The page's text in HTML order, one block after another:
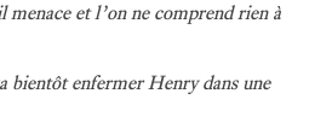
et l’on ne comprend rien à
bientôt enfermer Henry dans une